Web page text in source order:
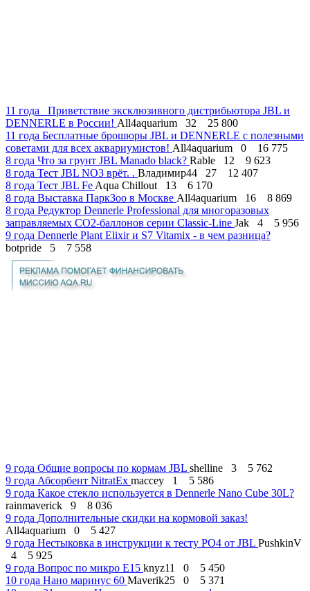
11 года
Приветствие эксклюзивного дистрибьютора JBL и
DENNERLE в России! All4aquarium 32
25 800
11 года Бесплатные брошюры JBL и DENNERLE с полезными
советами для всех аквариумистов! All4aquarium 0
16 775
8 года Что за грунт JBL Manado black? Rable 12
9 623
8 года Тест JBL NO3 врёт. . Владимир44 27
12 407
8 года Тест JBL Fe Aqua Chillout 13
6 170
8 года Выставка ПаркЗоо в Москве All4aquarium 16
8 869
8 года Редуктор Dennerle Professional для многоразовых
заправляемых СО2-баллонов серии Classic-Line Jak 4
5 956
9 года Dennerle Plant Elixir и S7 Vitamix - в чем разница?
botpride
5 7 558
9 года Общие вопросы по кормам JBL shelline 3
5 762
9 года Абсорбент NitratEx maccey 1
5 586
9 года Какое стекло используется в Dennerle Nano Cube 30L?
rainmaverick
9
8 036
9 года Дополнительные скидки на кормовой заказ!
All4aquarium
0
5 427
9 года Нестыковка в инструкции к тесту PO4 от JBL PushkinV
4
5 925
9 года Вопрос по микро Е15 knyz11 0
5 450
10 года Нано маринус 60 Maverik25 0
5 371